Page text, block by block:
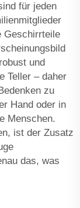
für jeden
Geschirrteile
und
Teller – daher
zu
Hand oder in
Menschen.
ist der Zusatz
das, was